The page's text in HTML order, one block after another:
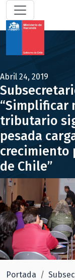
Abril 24, 2019
“Simplificar
tributario
pesada
crecimiento
de Chile”
Portada